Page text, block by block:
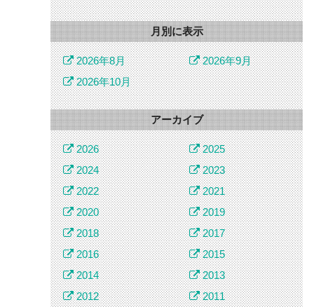
月別に表示
2026年8月
2026年9月
2026年10月
アーカイブ
2026
2025
2024
2023
2022
2021
2020
2019
2018
2017
2016
2015
2014
2013
2012
2011